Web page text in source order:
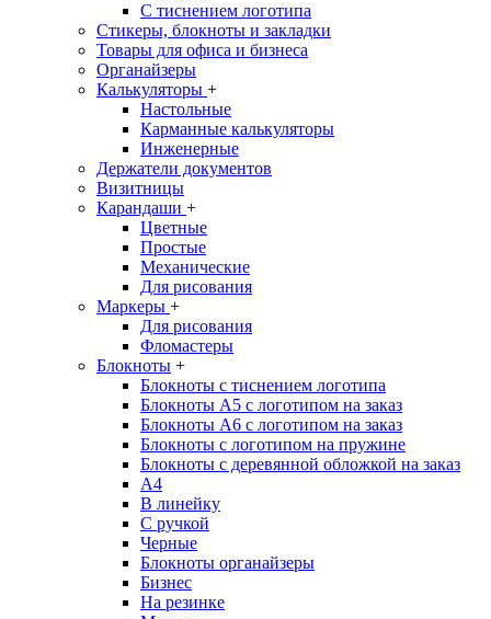
С тиснением логотипа
Стикеры, блокноты и закладки
Товары для офиса и бизнеса
Органайзеры
Калькуляторы +
Настольные
Карманные калькуляторы
Инженерные
Держатели документов
Визитницы
Карандаши +
Цветные
Простые
Механические
Для рисования
Маркеры +
Для рисования
Фломастеры
Блокноты +
Блокноты с тиснением логотипа
Блокноты А5 с логотипом на заказ
Блокноты А6 с логотипом на заказ
Блокноты с логотипом на пружине
Блокноты с деревянной обложкой на заказ
A4
В линейку
С ручкой
Черные
Блокноты органайзеры
Бизнес
На резинке